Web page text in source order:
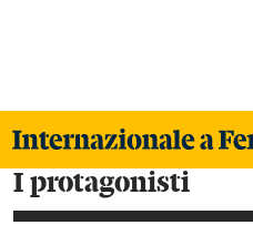
i protagonisti